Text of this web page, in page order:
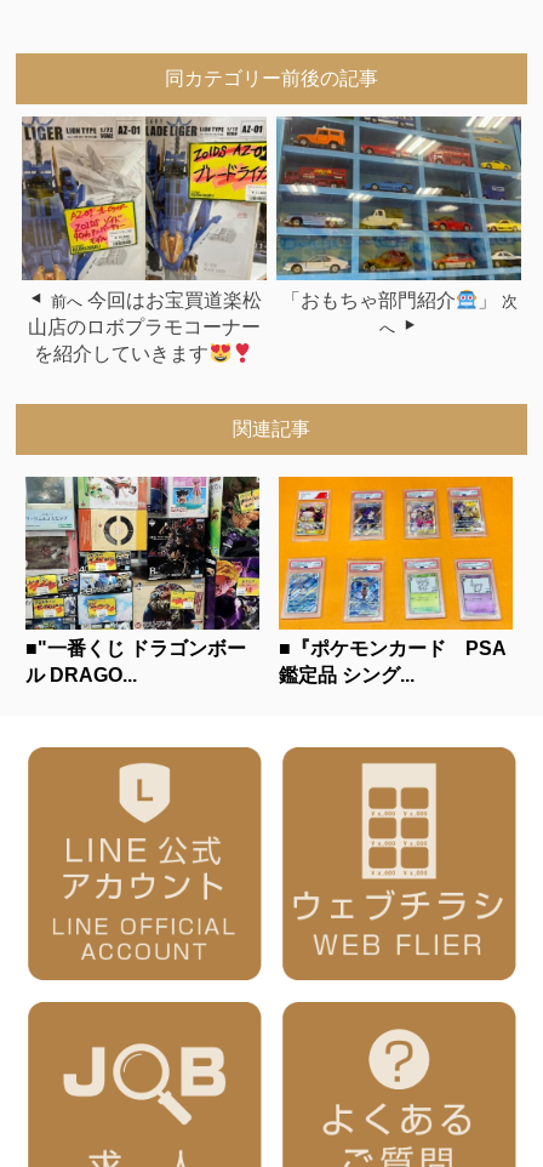
同カテゴリー前後の記事
前へ 今回はお宝買道楽松
山店のロボプラモコーナー
を紹介していきます
「おもちゃ部門紹介 」
次
へ
関連記事
■"一番くじ ドラゴンボー
ル DRAGO...
■『ポケモンカード PSA
鑑定品 シング...